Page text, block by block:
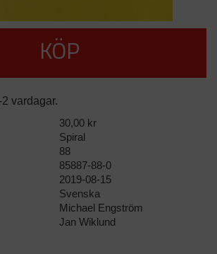
KÖP
2 vardagar.
30,00 kr
Spiral
88
85887-88-0
2019-08-15
Svenska
Michael Engström
Jan Wiklund